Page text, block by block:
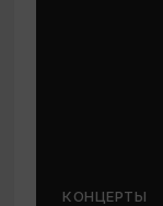
КОНЦЕРТЫ